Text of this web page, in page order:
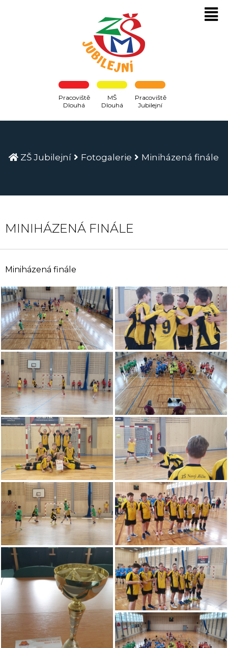
Pracoviště
Dlouhá
MŠ
Dlouhá
Pracoviště
Jubilejní
ZŠ Jubilejní Fotogalerie Miniházená finále
MINIHÁZENÁ FINÁLE
Miniházená finále